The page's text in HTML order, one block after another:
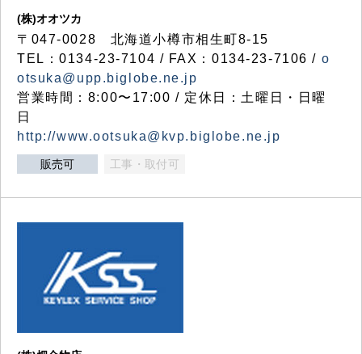
(株)オオツカ
〒047-0028 北海道小樽市相生町8-15
TEL：0134-23-7104 / FAX：0134-23-7106 / o
otsuka@upp.biglobe.ne.jp
営業時間：8:00〜17:00 / 定休日：土曜日・日曜
日
http://www.ootsuka@kvp.biglobe.ne.jp
販売可 工事・取付可